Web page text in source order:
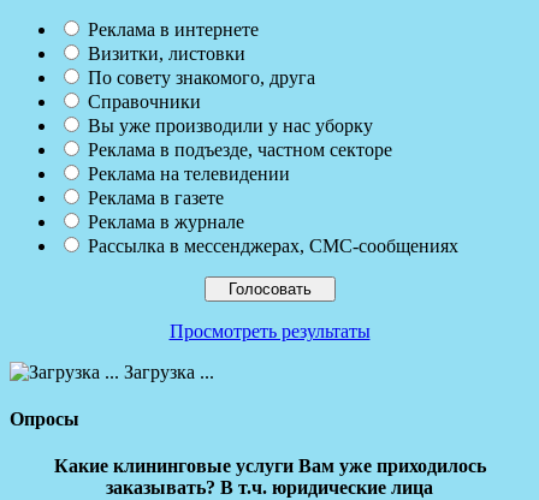
Реклама в интернете
Визитки, листовки
По совету знакомого, друга
Справочники
Вы уже производили у нас уборку
Реклама в подъезде, частном секторе
Реклама на телевидении
Реклама в газете
Реклама в журнале
Рассылка в мессенджерах, СМС-сообщениях
Просмотреть результаты
Загрузка ...
Опросы
Какие клининговые услуги Вам уже приходилось
заказывать? В т.ч. юридические лица